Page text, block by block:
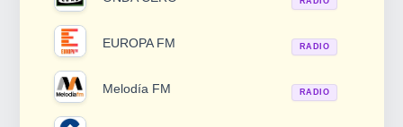
EUROPA FM RADIO
Melodía FM RADIO